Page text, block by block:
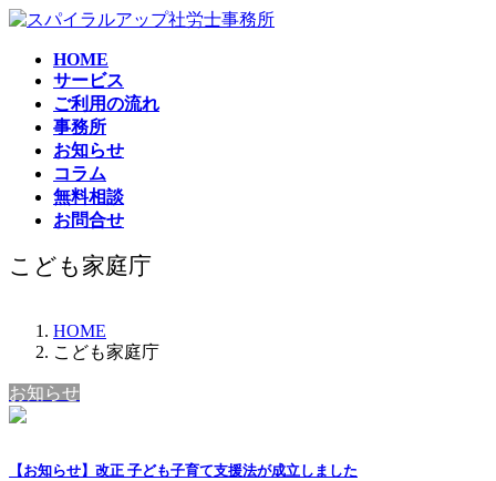
コ
ナ
HOME
サービス
ご利用の流れ
事務所
お知らせ
コラム
無料相談
お問合せ
こども家庭庁
HOME
こども家庭庁
お知らせ
【お知らせ】改正 子ども子育て支援法が成立しました